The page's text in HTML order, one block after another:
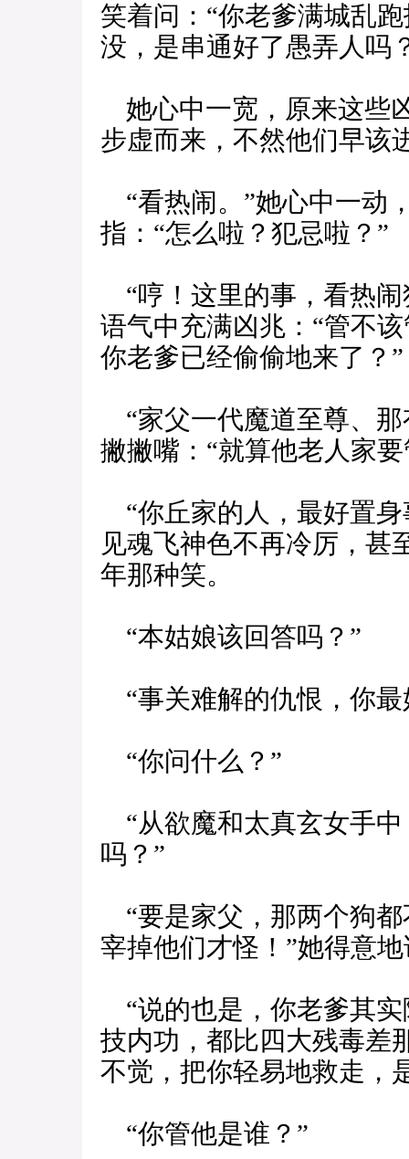
笑着问：“你老爹满城乱
没，是串通好了愚弄人吗
她心中一宽，原来这些
步虚而来，不然他们早该
“看热闹。”她心中一动
指：“怎么啦？犯忌啦？”
“哼！这里的事，看热闹
语气中充满凶兆：“管不
你老爹已经偷偷地来了？”
“家父一代魔道至尊、那
撇撇嘴：“就算他老人家
“你丘家的人，最好置身
见魂飞神色不再冷厉，甚
年那种笑。
“本姑娘该回答吗？”
“事关难解的仇恨，你最
“你问什么？”
“从欲魔和太真玄女手
吗？”
“要是家父，那两个狗
宰掉他们才怪！”她得意
“说的也是，你老爹其
技内功，都比四大残毒差
不觉，把你轻易地救走，
“你管他是谁？”